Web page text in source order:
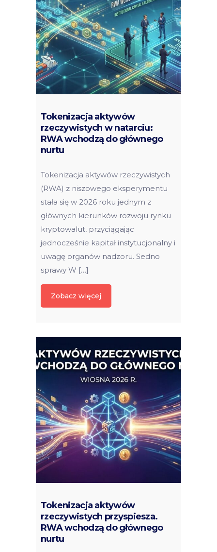
Tokenizacja aktywów
rzeczywistych w natarciu:
RWA wchodzą do głównego
nurtu
Tokenizacja aktywów rzeczywistych
(RWA) z niszowego eksperymentu
stała się w 2026 roku jednym z
głównych kierunków rozwoju rynku
kryptowalut, przyciągając
jednocześnie kapitał instytucjonalny i
uwagę organów nadzoru. Sedno
sprawy W […]
Zobacz więcej
Tokenizacja aktywów
rzeczywistych przyspiesza.
RWA wchodzą do głównego
nurtu